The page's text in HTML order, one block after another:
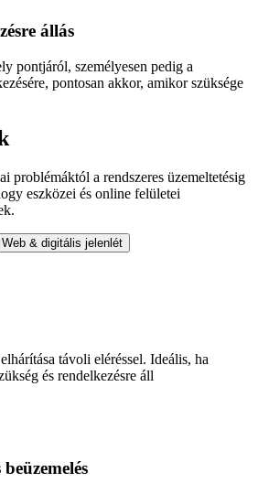
állás
pontjáról, személyesen pedig a
pontosan akkor, amikor szüksége
problémáktól a rendszeres üzemeltetésig
eszközei és online felületei
Web & digitális jelenlét
távoli eléréssel. Ideális, ha
és rendelkezésre áll